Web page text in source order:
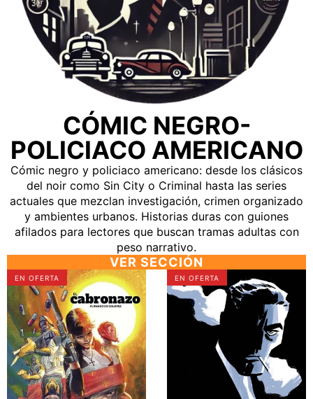
CÓMIC NEGRO-
POLICIACO AMERICANO
Cómic negro y policiaco americano: desde los clásicos
del noir como Sin City o Criminal hasta las series
actuales que mezclan investigación, crimen organizado
y ambientes urbanos. Historias duras con guiones
afilados para lectores que buscan tramas adultas con
peso narrativo.
VER SECCIÓN
✅
EL
CABRONAZO
1
FLIPANDO
EN
COLORES
EN OFERTA
✅
PARKER
INTEGRAL
TOMO
EN OFERTA